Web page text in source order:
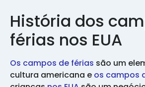
História dos
férias nos EUA
Os campos de férias são um
cultura americana e os campos